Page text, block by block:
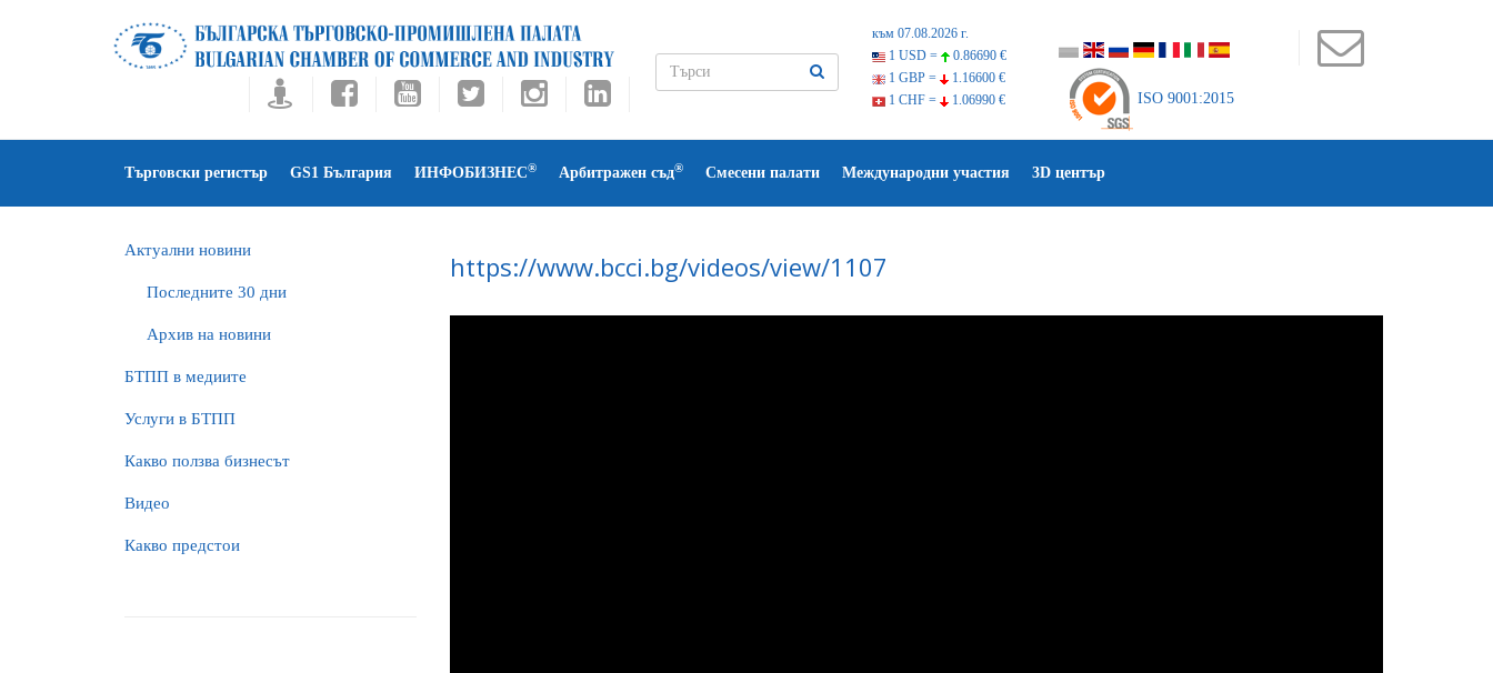
към 07.08.2026 г.
1 USD =
0.86690 €
1 GBP =
1.16600 €
1 CHF =
1.06990 € ISO 9001:2015
Търговски регистър GS1 България ИНФОБИЗНЕС® Арбитражен съд® Смесени палати Международни участия 3D център
Актуални новини
Последните 30 дни
Архив на новини
БTПП в медиите
Услуги в БТПП
Какво ползва бизнесът
Видео
Какво предстои
https://www.bcci.bg/videos/view/1107